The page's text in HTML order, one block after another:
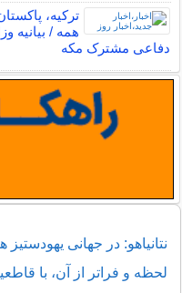
ترکیه،
همه / بیانیه
دفاعی مشترک مکه
نتانیاهو: در جهانی
لحظه و فراتر از آن، با